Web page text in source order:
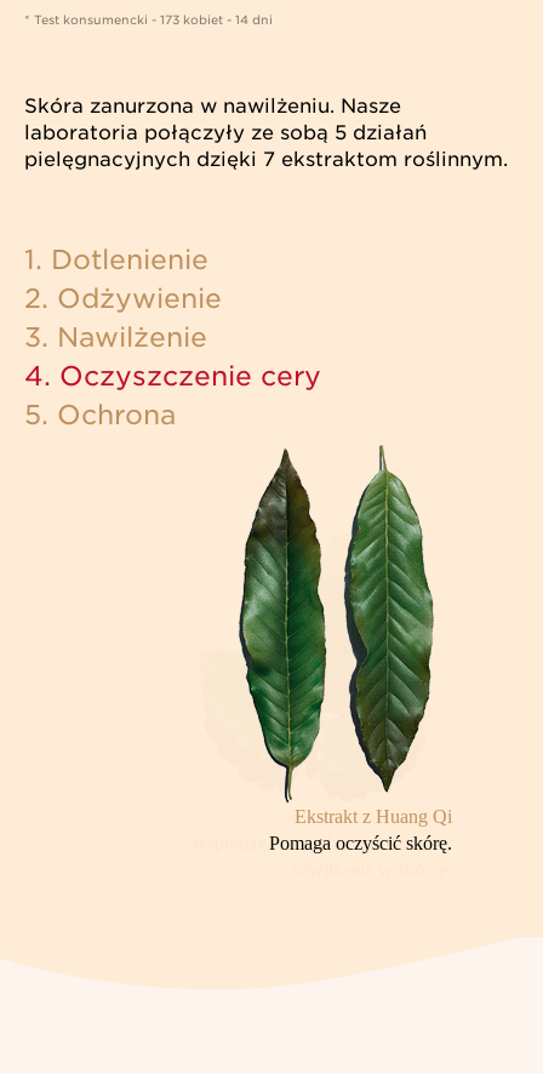
* Test konsumencki - 173 kobiet - 14 dni
Skóra zanurzona w nawilżeniu. Nasze
laboratoria połączyły ze sobą 5 działań
pielęgnacyjnych dzięki 7 ekstraktom roślinnym.
1. Dotlenienie
2. Odżywienie
3. Nawilżenie
4. Oczyszczenie cery
Ekstrakt z Huang Qi
Pomaga oczyścić skórę.
5. Ochrona